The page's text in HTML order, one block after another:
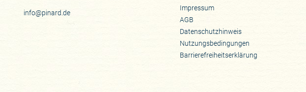
info@pinard.de
Impressum
AGB
Datenschutzhinweis
Nutzungsbedingungen
Barrierefreiheitserklärung